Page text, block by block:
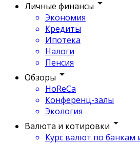
Личные финансы
Экономия
Кредиты
Ипотека
Налоги
Пенсия
Обзоры
HoReCa
Конференц-залы
Экология
Валюта и котировки
Курс валют по банкам